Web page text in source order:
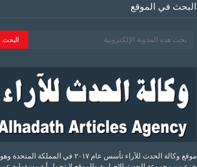
البحث في الموقع
موقع وكالة الحدث للآراء تأسس عام ٢٠١٧ في المملكة المتحدة وهو